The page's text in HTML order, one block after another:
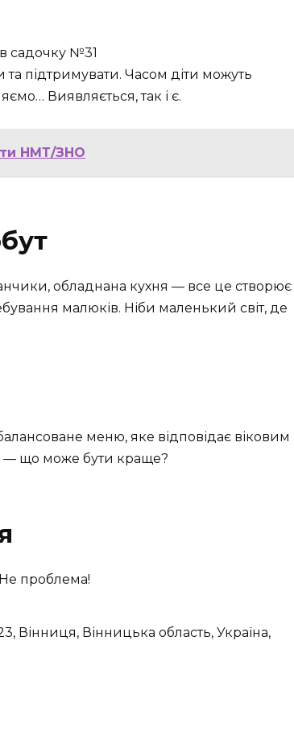
та підтримувати. Часом діти можуть
Виявляється, так і є.
НМТ/ЗНО
обладнана кухня — все це створює
малюків. Ніби маленький світ, де
меню, яке відповідає віковим
— що може бути краще?
проблема!
Вінниця, Вінницька область, Україна,